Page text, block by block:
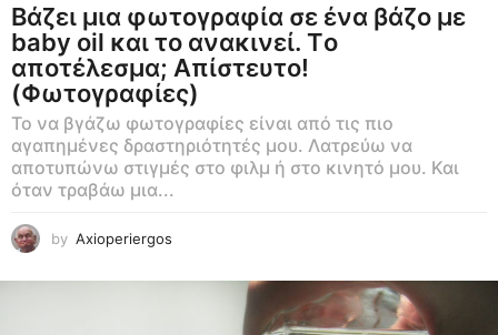
Βάζει μια φωτογραφία σε ένα βάζο με
baby oil και το ανακινεί. Tο
αποτέλεσμα; Απίστευτο!
(Φωτογραφίες)
Το να βγάζω φωτογραφίες είναι από τις πιο
αγαπημένες δραστηριότητές μου. Λατρεύω να
αποτυπώνω στιγμές στο φιλμ ή στο κινητό μου. Και
όταν τραβάω μια...
by Axioperiergos